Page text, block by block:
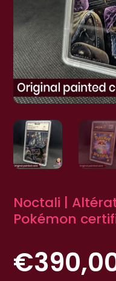
Noctali |
Pokémon
€